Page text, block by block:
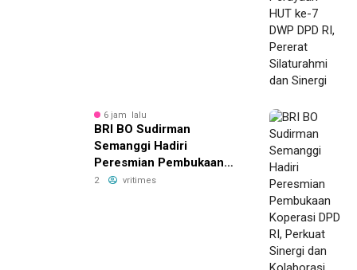
6 jam lalu
BRI BO Sudirman
Semanggi Hadiri
Peresmian Pembukaan
Koperasi DPD RI, Perkuat
2 vritimes